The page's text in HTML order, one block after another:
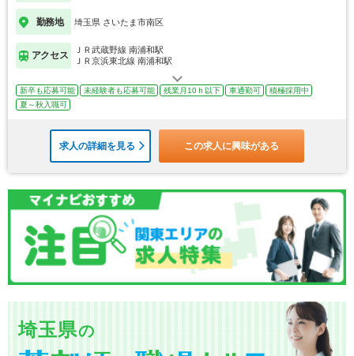
勤務地 埼玉県 さいたま市南区
アクセス
ＪＲ武蔵野線 南浦和駅
ＪＲ京浜東北線 南浦和駅
新卒も応募可能 未経験者も応募可能 残業月10ｈ以下 車通勤可
積極採用中
夏～秋入職可
求人の詳細を見る この求人に興味がある
埼玉県の